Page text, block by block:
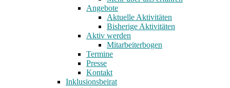
Angebote
Aktuelle Aktivitäten
Bisherige Aktivitäten
Aktiv werden
Mitarbeiterbogen
Termine
Presse
Kontakt
Inklusionsbeirat